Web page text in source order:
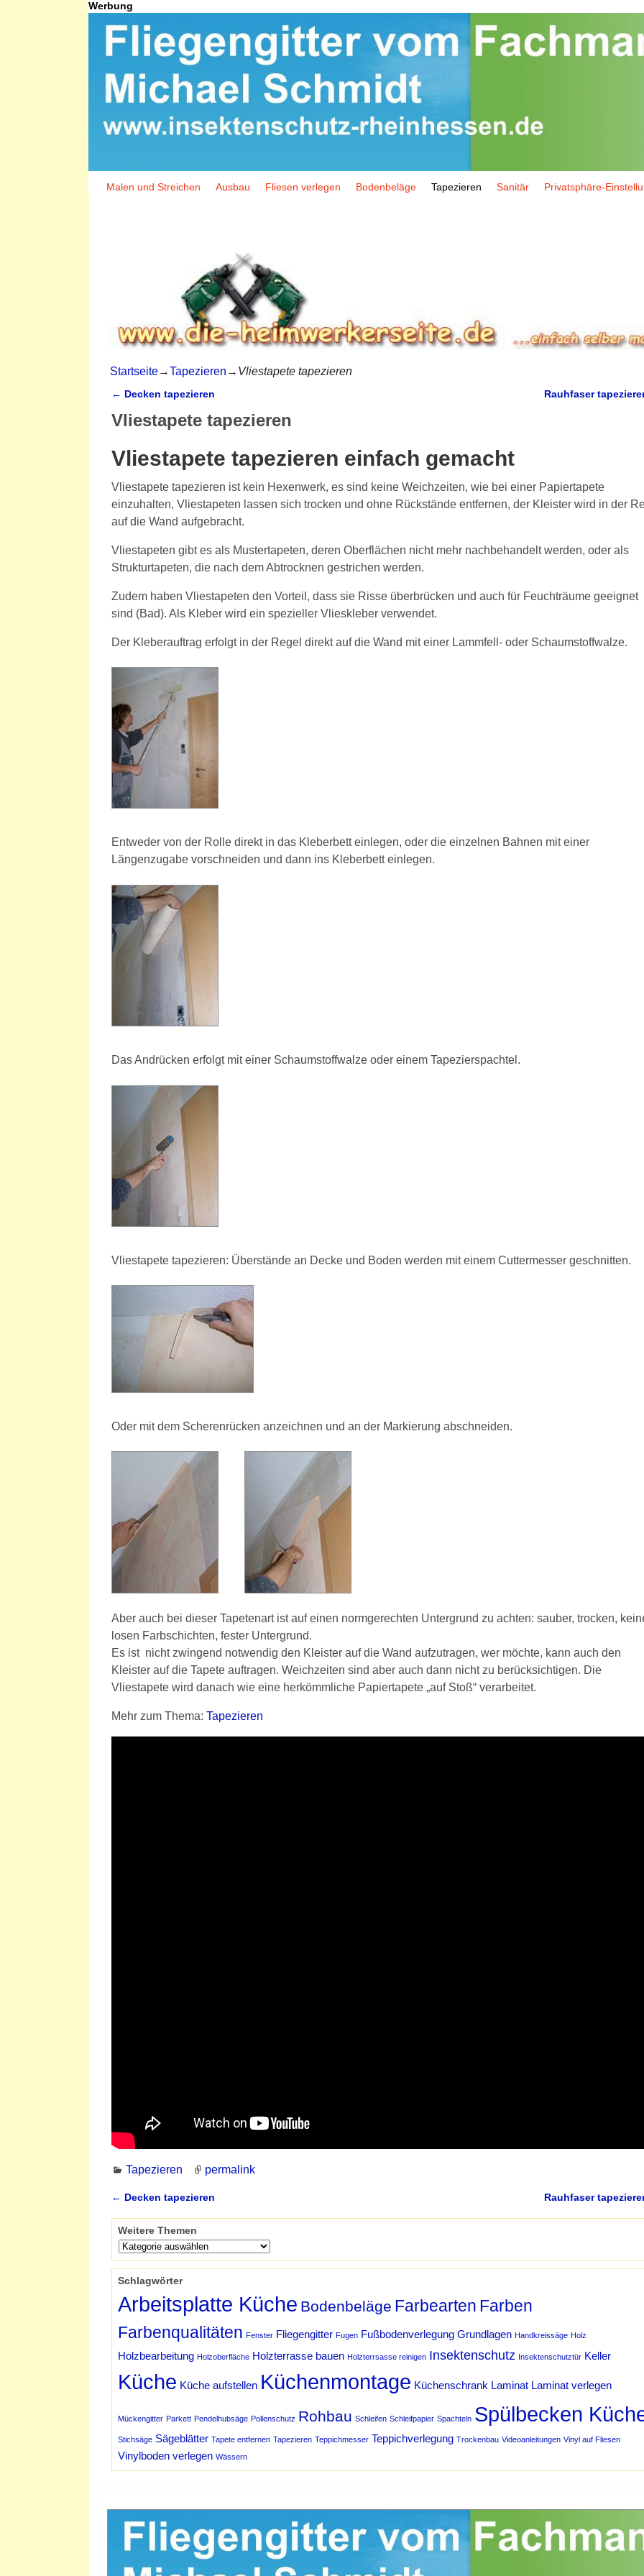
Werbung
Malen und Streichen Ausbau Fliesen verlegen Bodenbeläge Tapezieren Sanitär Privatsphäre-
Startseite→Tapezieren → Vliestapete tapezieren
← Decken tapezieren Rauhfaser
Vliestapete tapezieren
Vliestapete tapezieren einfach gemacht
Vliestapete tapezieren ist kein Hexenwerk, es sind keine Weichzeiten, wie bei einer Papiertapete
einzuhalten, Vliestapeten lassen sich trocken und ohne Rückstände entfernen, der Kleister wird in der
auf die Wand aufgebracht.
Vliestapeten gibt es als Mustertapeten, deren Oberflächen nicht mehr nachbehandelt werden, oder als
Strukturtapeten, die nach dem Abtrocknen gestrichen werden.
Zudem haben Vliestapeten den Vorteil, dass sie Risse überbrücken und auch für Feuchträume geeignet
sind (Bad). Als Kleber wird ein spezieller Vlieskleber verwendet.
Der Kleberauftrag erfolgt in der Regel direkt auf die Wand mit einer Lammfell- oder Schaumstoffwalze.
Entweder von der Rolle direkt in das Kleberbett einlegen, oder die einzelnen Bahnen mit einer
Längenzugabe vorschneiden und dann ins Kleberbett einlegen.
Das Andrücken erfolgt mit einer Schaumstoffwalze oder einem Tapezierspachtel.
Vliestapete tapezieren: Überstände an Decke und Boden werden mit einem Cuttermesser geschnitten.
Oder mit dem Scherenrücken anzeichnen und an der Markierung abschneiden.
Aber auch bei dieser Tapetenart ist auf einen normgerechten Untergrund zu achten: sauber, trocken,
losen Farbschichten, fester Untergrund.
Es ist nicht zwingend notwendig den Kleister auf die Wand aufzutragen, wer möchte, kann auch den
Kleister auf die Tapete auftragen. Weichzeiten sind aber auch dann nicht zu berücksichtigen. Die
Vliestapete wird danach wie eine herkömmliche Papiertapete „auf Stoß“ verarbeitet.
Mehr zum Thema: Tapezieren
Tapezieren permalink
← Decken tapezieren Rauhfaser
Weitere Themen
Schlagwörter
Arbeitsplatte Küche Bodenbeläge Farbearten Farben
Farbenqualitäten Fenster Fliegengitter Fugen Fußbodenverlegung Grundlagen Handkreissäge Holz
Holzbearbeitung Holzoberfläche Holzterrasse bauen Holzterrsasse reinigen Insektenschutz Insektenschutztür Keller
Küche Küche aufstellen Küchenmontage Küchenschrank Laminat Laminat verlegen
Mückengitter Parkett Pendelhubsäge Pollenschutz Rohbau Schleifen Schleifpapier Spachteln Spülbecken
Stichsäge Sägeblätter Tapete entfernen Tapezieren Teppichmesser Teppichverlegung Trockenbau Videoanleitungen Vinyl auf Fliesen
Vinylboden verlegen Wässern